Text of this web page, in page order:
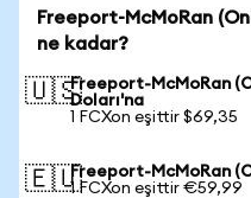
Freeport-McMoRan
ne kadar?
🇺🇸Freeport-McMoRan
Doları'na
1 FCXon eşittir $69,35
🇪🇺Freeport-McMoRan
1 FCXon eşittir €59,99